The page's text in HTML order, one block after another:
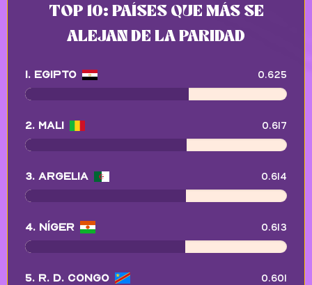
TOP 10: PAÍSES QUE MÁS SE
ALEJAN DE LA PARIDAD
1. Egipto 0.625
2. Mali 0.617
3. Argelia 0.614
4. Níger 0.613
5. R. D. Congo 0.601